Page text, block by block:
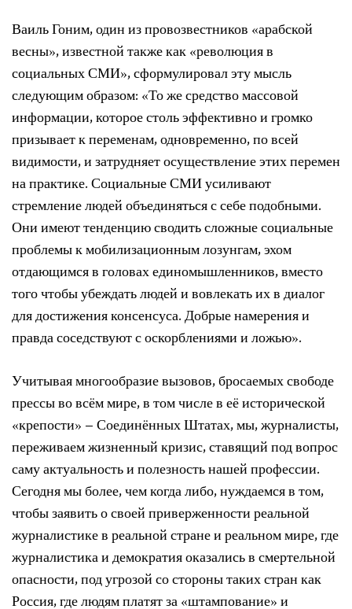
Ваиль Гоним, один из провозвестников «арабской
весны», известной также как «революция в
социальных СМИ», сформулировал эту мысль
следующим образом: «То же средство массовой
информации, которое столь эффективно и громко
призывает к переменам, одновременно, по всей
видимости, и затрудняет осуществление этих перемен
на практике. Социальные СМИ усиливают
стремление людей объединяться с себе подобными.
Они имеют тенденцию сводить сложные социальные
проблемы к мобилизационным лозунгам, эхом
отдающимся в головах единомышленников, вместо
того чтобы убеждать людей и вовлекать их в диалог
для достижения консенсуса. Добрые намерения и
правда соседствуют с оскорблениями и ложью».
Учитывая многообразие вызовов, бросаемых свободе
прессы во всём мире, в том числе в её исторической
«крепости» – Соединённых Штатах, мы, журналисты,
переживаем жизненный кризис, ставящий под вопрос
саму актуальность и полезность нашей профессии.
Сегодня мы более, чем когда либо, нуждаемся в том,
чтобы заявить о своей приверженности реальной
журналистике в реальной стране и реальном мире, где
журналистика и демократия оказались в смертельной
опасности, под угрозой со стороны таких стран как
Россия, где людям платят за «штампование» и